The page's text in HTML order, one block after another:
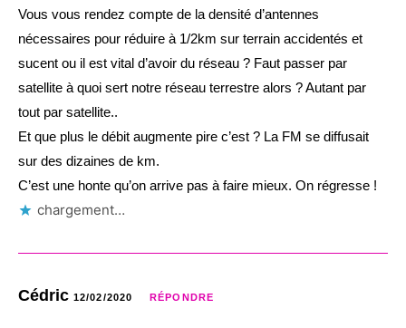
Vous vous rendez compte de la densité d’antennes
nécessaires pour réduire à 1/2km sur terrain accidentés et
sucent ou il est vital d’avoir du réseau ? Faut passer par
satellite à quoi sert notre réseau terrestre alors ? Autant par
tout par satellite..
Et que plus le débit augmente pire c’est ? La FM se diffusait
sur des dizaines de km.
C’est une honte qu’on arrive pas à faire mieux. On régresse !
chargement…
Cédric 12/02/2020 RÉPONDRE